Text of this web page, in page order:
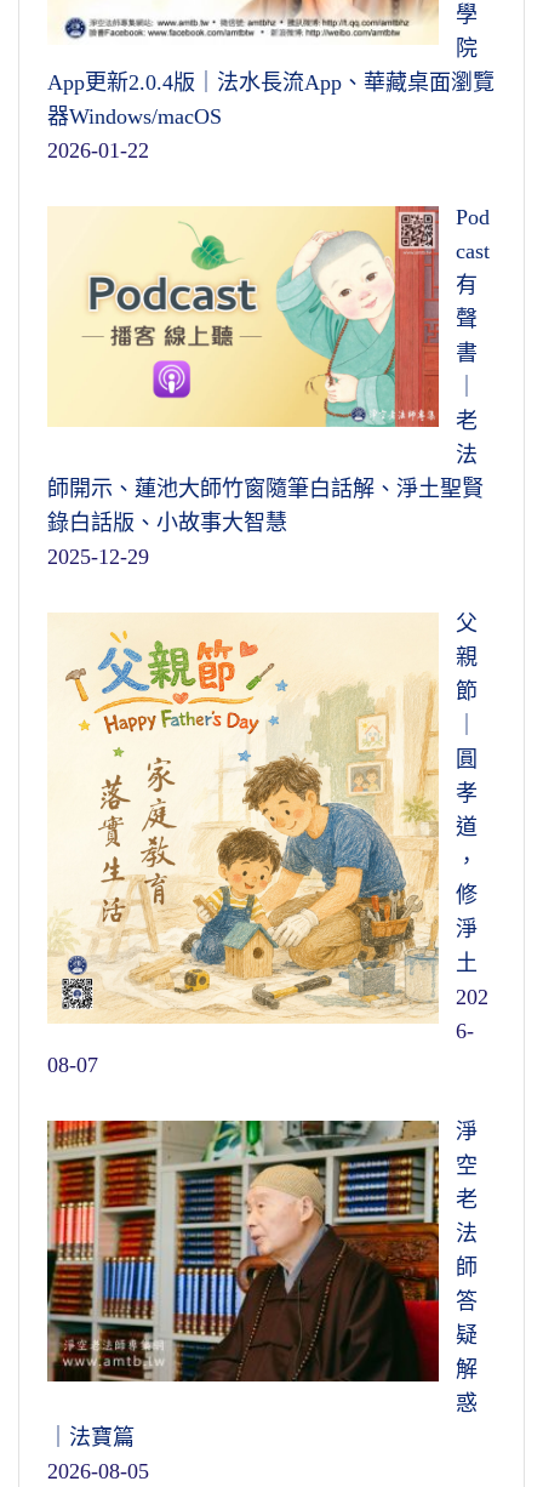
2010/9/10 檔名：02-039-0139
學
院
App更新2.0.4版｜法水長流App、華藏桌面瀏覽
器Windows/macOS
2026-01-22
Pod
cast
有
聲
書
老
法
師開示、蓮池大師竹窗隨筆白話解、淨土聖賢
錄白話版、小故事大智慧
2025-12-29
父
親
節
圓
孝
道
，
修
淨
土
202
6-
08-07
淨
空
老
法
師
答
疑
解
惑
｜法寶篇
2026-08-05